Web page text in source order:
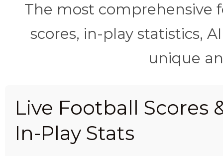
The most
scores, in-play statistics,
unique
Live Football Scores
In-Play Stats